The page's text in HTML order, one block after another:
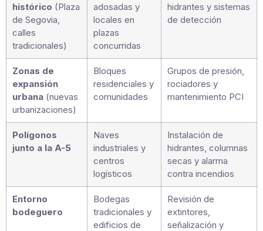
histórico (Plaza
de Segovia,
calles
tradicionales)
adosadas y
locales en
plazas
concurridas
hidrantes y sistemas
de detección
Zonas de
expansión
urbana (nuevas
urbanizaciones)
Bloques
residenciales y
comunidades
Grupos de presión,
rociadores y
mantenimiento PCI
Polígonos
junto a la A-5
Naves
industriales y
centros
logísticos
Instalación de
hidrantes, columnas
secas y alarma
contra incendios
Entorno
bodeguero
Bodegas
tradicionales y
edificios de
Revisión de
extintores,
señalización y